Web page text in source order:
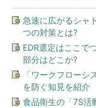
急速に広がるシャ
つの対策とは?
EDR選定はここで
部分はどこか?
「ワークフロー
を防ぐ知見を紹介
食品衛生の「7S活